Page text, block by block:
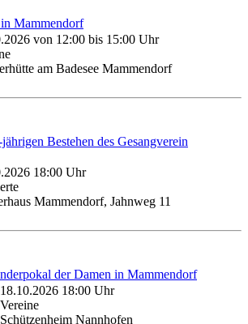
Mammendorf
von 12:00 bis 15:00 Uhr
am Badesee Mammendorf
Bestehen des Gesangverein
18:00 Uhr
Mammendorf, Jahnweg 11
der Damen in Mammendorf
18.10.2026 18:00 Uhr
Vereine
Schützenheim Nannhofen